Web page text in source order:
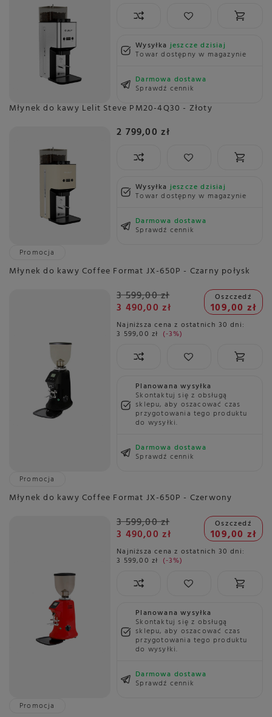
Wysyłkajeszcze dzisiaj
Towar dostępny w magazynie
Darmowa dostawa
Sprawdź cennik
Młynek do kawy Lelit Steve PM20-4Q30 - Złoty
2 799,00 zł
Wysyłkajeszcze dzisiaj
Towar dostępny w magazynie
Darmowa dostawa
Sprawdź cennik
Promocja
Młynek do kawy Coffee Format JX-650P - Czarny połysk
3 599,00 zł
3 490,00 zł
Oszczedź
109,00 zł
Najniższa cena z ostatnich 30 dni:
3 599,00 zł -3%
Planowana wysyłka
Skontaktuj się z obsługą
sklepu, aby oszacować czas
przygotowania tego produktu
do wysyłki.
Darmowa dostawa
Sprawdź cennik
Promocja
Młynek do kawy Coffee Format JX-650P - Czerwony
3 599,00 zł
3 490,00 zł
Oszczedź
109,00 zł
Najniższa cena z ostatnich 30 dni:
3 599,00 zł -3%
Planowana wysyłka
Skontaktuj się z obsługą
sklepu, aby oszacować czas
przygotowania tego produktu
do wysyłki.
Darmowa dostawa
Sprawdź cennik
Promocja